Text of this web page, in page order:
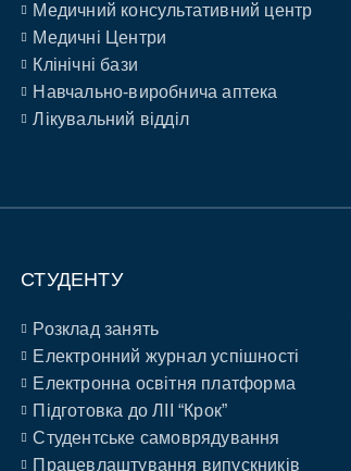
Медичний консультативний центр
Медичні Центри
Клінічні бази
Навчально-виробнича аптека
Лікувальний відділ
СТУДЕНТУ
Розклад занять
Електронний журнал успішності
Електронна освітня платформа
Підготовка до ЛІІ “Крок”
Студентське самоврядування
Працевлаштування випускників